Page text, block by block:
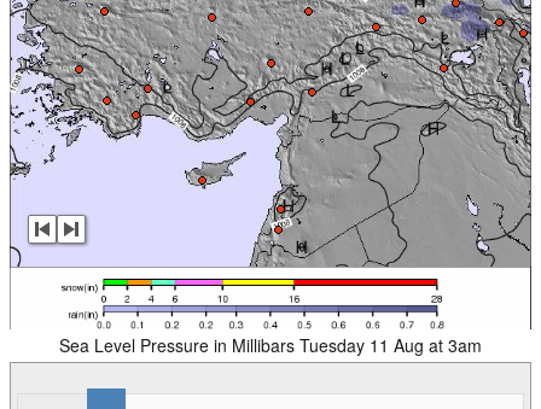
Sea Level Pressure in Millibars Tuesday 11 Aug at 3am